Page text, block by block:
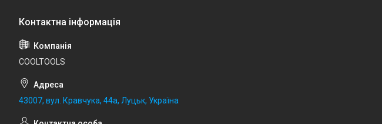
COOLTOOLS
43007, вул. Кравчука, 44а, Луцьк, Україна